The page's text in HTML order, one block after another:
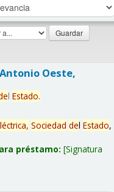
Oeste,
l Estado.
Sociedad del Estado,
préstamo: Signatura